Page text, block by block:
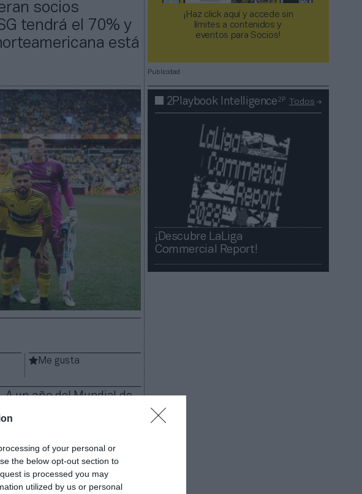
of your personal or
the below opt-out section to
is processed you may
utilized by us or personal
socios
tendrá el 70% y
está
Me gusta
A un año del Mundial de
según avanzaSportico
minoritarios de la
el 30%y el 70% restante
¡Haz click aquí y accede sin
límites a contenidos y
eventos para Socios!​​​​​​​
Publicidad
2Playbook Intelligence2P Todos
¡Descubre LaLiga
Commercial Report!​​